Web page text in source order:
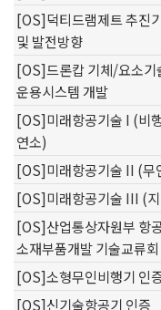
[OS]덕티드램제트 추진
및 발전방향
[OS]드론캅 기체/요소기
운용시스템 개발
[OS]미래항공기술 I (비
연소)
[OS]미래항공기술 II (무
[OS]미래항공기술 III (
[OS]산업통상자원부 항
소재부품개발 기술교류회
[OS]소형무인비행기 인
[OS]신기술항공기 인증